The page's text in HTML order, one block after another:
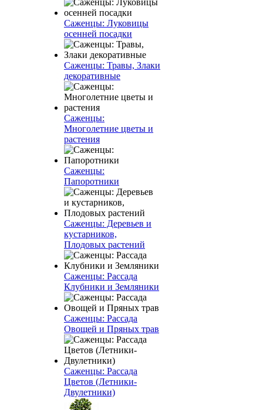
Саженцы: Луковицы
осенней посадки
Саженцы: Травы, Злаки
декоративные
Саженцы:
Многолетние цветы и
растения
Саженцы:
Папоротники
Саженцы: Деревьев и
кустарников,
Плодовых растений
Саженцы: Рассада
Клубники и Земляники
Саженцы: Рассада
Овощей и Пряных трав
Саженцы: Рассада
Цветов (Летники-
Двулетники)